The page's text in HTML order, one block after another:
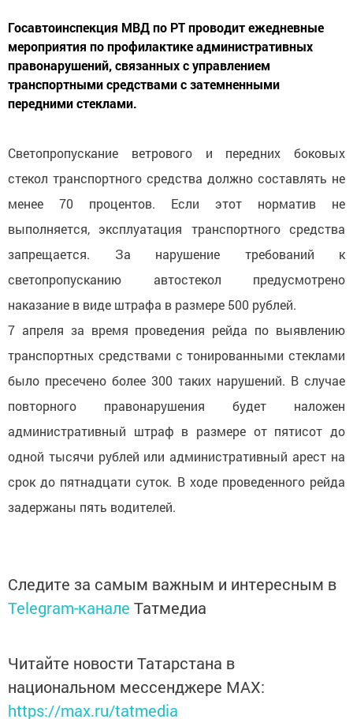
Госавтоинспекция МВД по РТ проводит ежедневные
мероприятия по профилактике административных
правонарушений, связанных с управлением
транспортными средствами с затемненными
передними стеклами.
Светопропускание ветрового и передних боковых
стекол транспортного средства должно составлять не
менее 70 процентов. Если этот норматив не
выполняется, эксплуатация транспортного средства
запрещается. За нарушение требований к
светопропусканию автостекол предусмотрено
наказание в виде штрафа в размере 500 рублей.
7 апреля за время проведения рейда по выявлению
транспортных средствами с тонированными стеклами
было пресечено более 300 таких нарушений. В случае
повторного правонарушения будет наложен
административный штраф в размере от пятисот до
одной тысячи рублей или административный арест на
срок до пятнадцати суток. В ходе проведенного рейда
задержаны пять водителей.
Следите за самым важным и интересным в
Telegram-канале Татмедиа
Читайте новости Татарстана в
национальном мессенджере MАХ:
https://max.ru/tatmedia